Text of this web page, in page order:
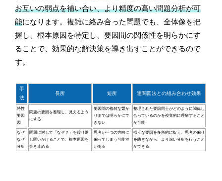
お互いの弱点を補い合い、より精度の高い問題分析が可
能になります。複雑に絡み合った問題でも、全体像を把
握し、根本原因を特定し、要因間の関係性を明らかにす
ることで、効果的な解決策を導き出すことができるので
す。
手
法
長所 短所 連関図法との組み合わせ効果
特性
要因
図
問題の要因を整理し、見えるよう
にする
要因間の複雑な繋が
りまでは明らかにで
きない
整理された要因同士がどのように関係し
合っているのかを視覚的に理解すること
が可能
なぜ
なぜ
分析
問題に対して「なぜ？」を繰り返
し問いかけることで、根本原因を
突き止める
思考が一つの方向に
偏ってしまう可能性
がある
様々な要因を多角的に捉え、思考の偏り
を防ぎながら、より深い分析を行うこと
ができる